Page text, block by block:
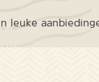
leuke